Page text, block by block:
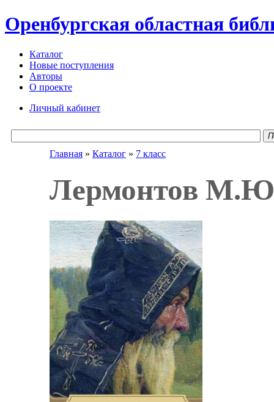
Оренбургская областная
Каталог
Новые поступления
Авторы
О проекте
Личный кабинет
Главная » Каталог » 7 класс
Лермонтов